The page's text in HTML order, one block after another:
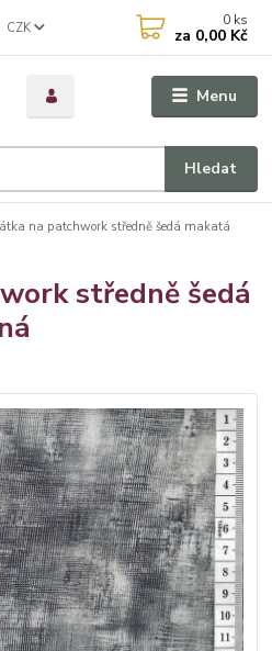
Menu
CZK
Hledat
0 ks
za 0,00 Kč
na patchwork středně šedá makatá
středně šedá